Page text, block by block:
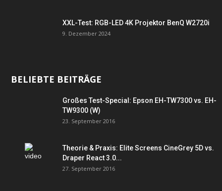
XXL-Test: RGB-LED 4K Projektor BenQ W2720i
9. Dezember 2024
BELIEBTE BEITRÄGE
Großes Test-Special: Epson EH-TW7300 vs. EH-
TW9300 (W)
23. September 2016
Theorie & Praxis: Elite Screens CineGrey 5D vs.
Draper React 3.0...
27. September 2016